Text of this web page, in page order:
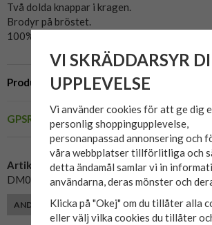
Produktbeskrivning
GPSR
Två dolda knappar i kragen.
Brodyr på bröstet.
100% Regenerativ Bomull.
Artikelnummer:
DM0DM20914
ANDRA KUNDER MED SAMMA PASSFORM VALDE
VI SKRÄDDARSYR
UPPLEVELSE
Vi använder cookies för att ge dig
personlig shoppingupplevelse,
personanpassad annonsering och
våra webbplatser tillförlitliga och
detta ändamål samlar vi in
användarna, deras mönster och
Klicka på "Okej" om du tillåter alla
eller välj vilka cookies du tillåter